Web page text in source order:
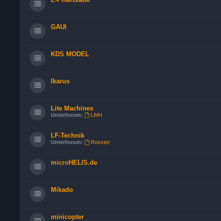
GAUI
KDS MODEL
Ikarus
Lite Machines
Unterforum: LMH
LF-Technik
Unterforum: Roxxter
microHELIS.de
Mikado
minicopter